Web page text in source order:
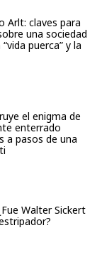
Arlt: claves para
una sociedad
puerca” y la
el enigma de
enterrado
a pasos de una
Walter Sickert